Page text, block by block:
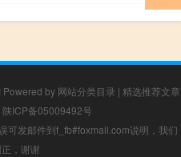
Powered by 网站分类目录 | 精选推荐文章
陕ICP备05009492号
可发邮件到f_fb#foxmail.com说明，我们
，谢谢